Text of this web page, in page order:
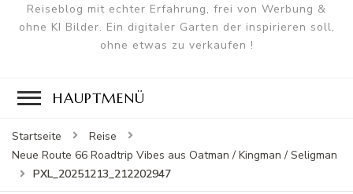
Reiseblog mit echter Erfahrung, frei von Werbung &
ohne KI Bilder. Ein digitaler Garten der inspirieren soll,
ohne etwas zu verkaufen !
HAUPTMENÜ
Startseite
Reise
Neue Route 66 Roadtrip Vibes aus Oatman / Kingman / Seligman
PXL_20251213_212202947